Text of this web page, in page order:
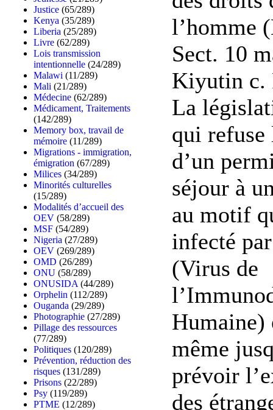
Justice (65/289)
Kenya (35/289)
Liberia (25/289)
Livre (62/289)
Lois transmission
intentionnelle (24/289)
Malawi (11/289)
Mali (21/289)
Médecine (62/289)
Médicament, Traitements
(142/289)
Memory box, travail de
mémoire (11/289)
Migrations - immigration,
émigration (67/289)
Milices (34/289)
Minorités culturelles
(15/289)
Modalités d’accueil des
OEV (58/289)
MSF (54/289)
Nigeria (27/289)
OEV (269/289)
OMD (26/289)
ONU (58/289)
ONUSIDA (44/289)
Orphelin (112/289)
Ouganda (29/289)
Photographie (27/289)
Pillage des ressources
(77/289)
Politiques (120/289)
Prévention, réduction des
risques (131/289)
Prisons (22/289)
Psy (119/289)
PTME (12/289)
l’homme
Sect. 10
Kiyutin c.
La
qui refuse
d’un
séjour à
au motif
infecté
(Virus de
Humaine)
même
prévoir
des